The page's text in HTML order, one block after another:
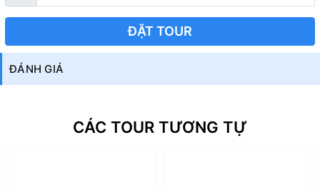
ĐẶT TOUR
ĐÁNH GIÁ
CÁC TOUR TƯƠNG TỰ